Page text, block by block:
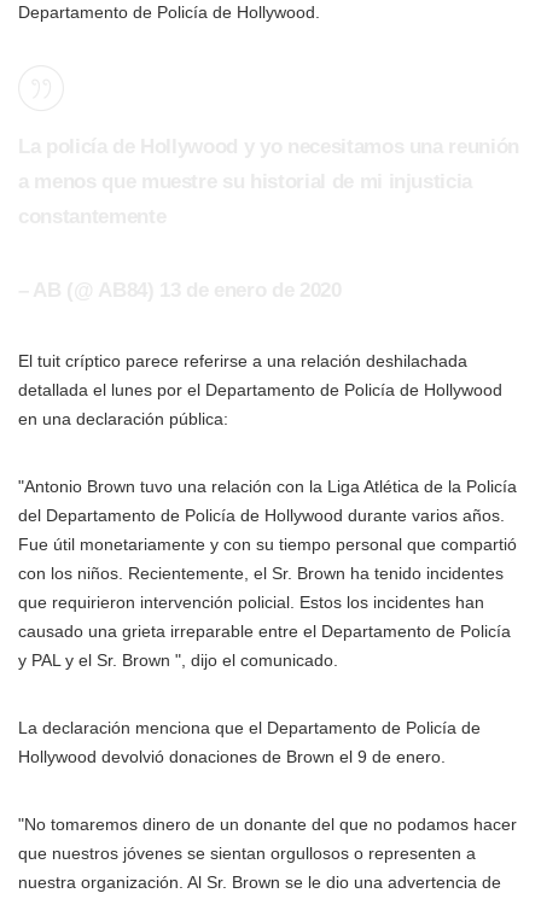
Departamento de Policía de Hollywood.
El tuit críptico parece referirse a una relación deshilachada
detallada el lunes por el Departamento de Policía de Hollywood
en una declaración pública:
"Antonio Brown tuvo una relación con la Liga Atlética de la Policía
del Departamento de Policía de Hollywood durante varios años.
Fue útil monetariamente y con su tiempo personal que compartió
con los niños. Recientemente, el Sr. Brown ha tenido incidentes
que requirieron intervención policial. Estos los incidentes han
causado una grieta irreparable entre el Departamento de Policía
y PAL y el Sr. Brown ", dijo el comunicado.
La declaración menciona que el Departamento de Policía de
Hollywood devolvió donaciones de Brown el 9 de enero.
"No tomaremos dinero de un donante del que no podamos hacer
que nuestros jóvenes se sientan orgullosos o representen a
nuestra organización. Al Sr. Brown se le dio una advertencia de